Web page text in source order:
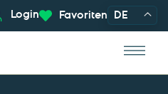
Login Favoriten DE